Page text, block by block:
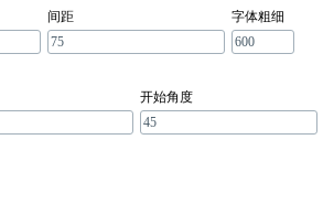
间距 字体粗细
开始角度